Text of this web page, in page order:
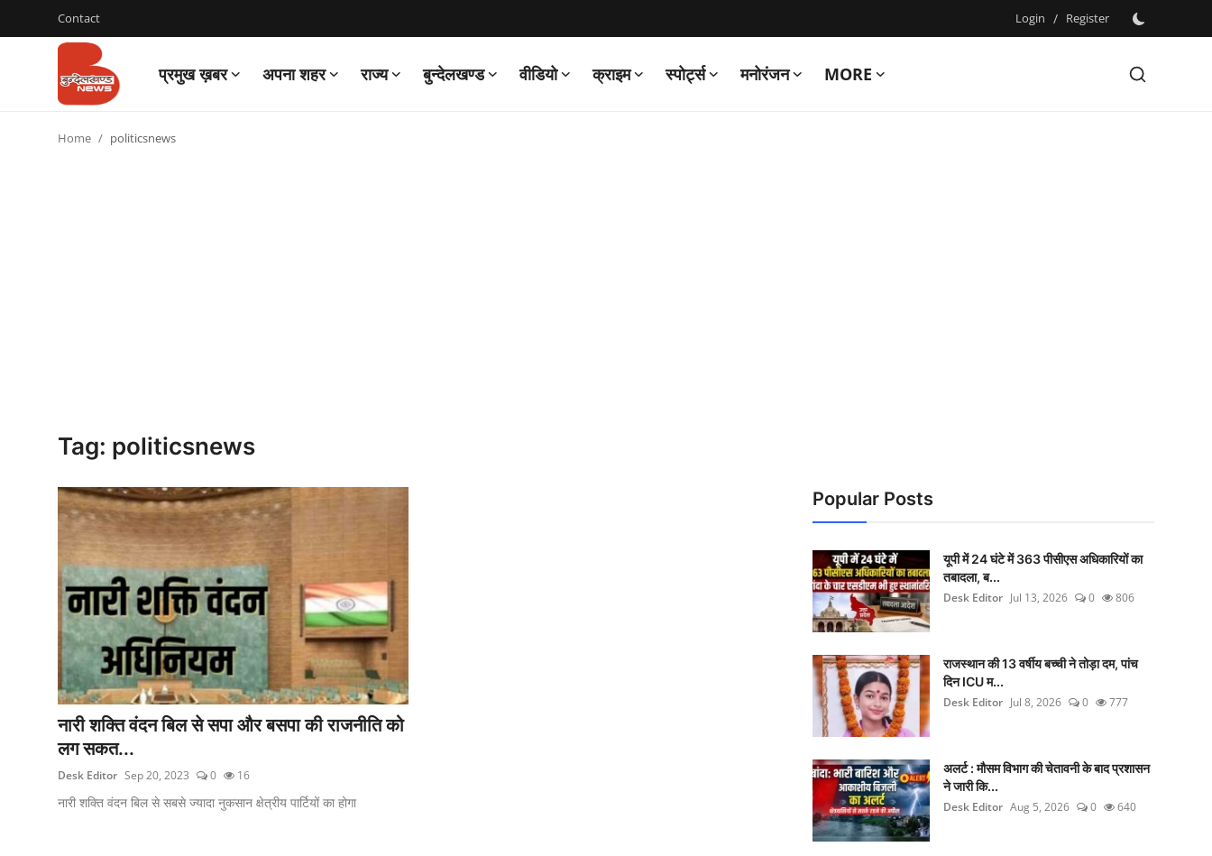
Contact Login / Register
प्रमुख ख़बर अपना शहर राज्य बुन्देलखण्ड वीडियो क्राइम स्पोर्ट्स मनोरंजन MORE
Login
Home politicsnews
Tag: politicsnews
नारी शक्ति वंदन बिल से सपा और बसपा की राजनीति को
लग सकत...
Desk Editor Sep 20, 2023 0 16
नारी शक्ति वंदन बिल से सबसे ज्यादा नुकसान क्षेत्रीय पार्टियों का होगा
Popular Posts
यूपी में 24 घंटे में 363 पीसीएस अधिकारियों का
तबादला, ब...
Desk Editor Jul 13, 2026 0 806
राजस्थान की 13 वर्षीय बच्ची ने तोड़ा दम, पांच
दिन ICU म...
Desk Editor Jul 8, 2026 0 777
अलर्ट : मौसम विभाग की चेतावनी के बाद प्रशासन
ने जारी कि...
Desk Editor Aug 5, 2026 0 640